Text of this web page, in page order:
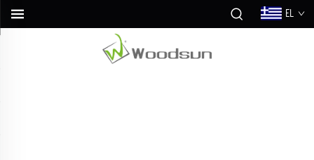
EL